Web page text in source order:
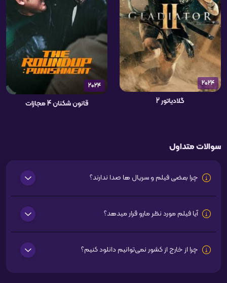
2024
گلادیاتور 2
2024
قانون شکنان 4 مجازات
سوالات متداول
چرا بعضی فیلم و سریال ها صدا ندارند؟
آیا فیلم مورد نظر مارو قرار میدهد؟
چرا از خارج از کشور نمی‌توانیم دانلود کنیم؟